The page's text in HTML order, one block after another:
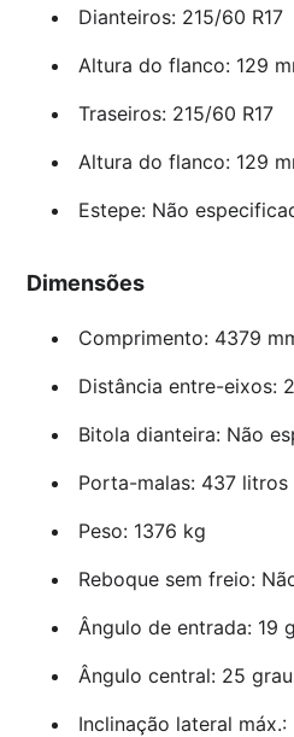
Dianteiros: 215/60 R17
Altura do flanco: 129
Traseiros: 215/60 R17
Altura do flanco: 129
Estepe: Não
Dimensões
Comprimento: 4379
Distância entre-eixos:
Bitola dianteira: Não
Porta-malas: 437 litros
Peso: 1376 kg
Reboque sem freio:
Ângulo de entrada: 19
Ângulo central: 25
Inclinação lateral